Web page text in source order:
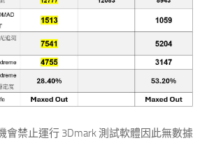
會禁止運行 3Dmark 測試軟體因此無數據